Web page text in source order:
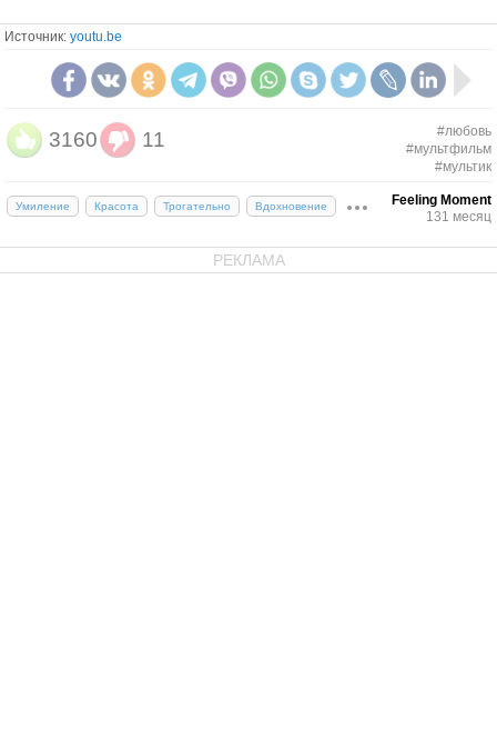
Источник: youtu.be
3160 11
#любовь
#мультфильм
#мультик
Умиление Красота Трогательно Вдохновение
Feeling Moment
131 месяц
РЕКЛАМА